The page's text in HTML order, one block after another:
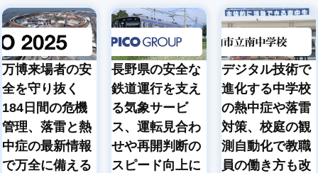
万博来場者の安
全を守り抜く
184日間の危機
管理、落雷と熱
中症の最新情報
で万全に備える
長野県の安全な
鉄道運行を支え
る気象サービ
ス、運転見合わ
せや再開判断の
スピード向上に
デジタル技術で
進化する中学校
の熱中症や落雷
対策、校庭の観
測自動化で教職
員の働き方も改